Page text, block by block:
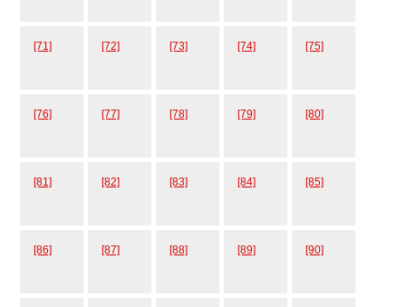
[71] [72] [73] [74] [75]
[76] [77] [78] [79] [80]
[81] [82] [83] [84] [85]
[86] [87] [88] [89] [90]